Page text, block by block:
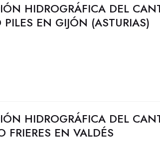
HIDROGRÁFICA DEL
EN GIJÓN (ASTURIAS)
HIDROGRÁFICA DEL
FRIERES EN VALDÉS